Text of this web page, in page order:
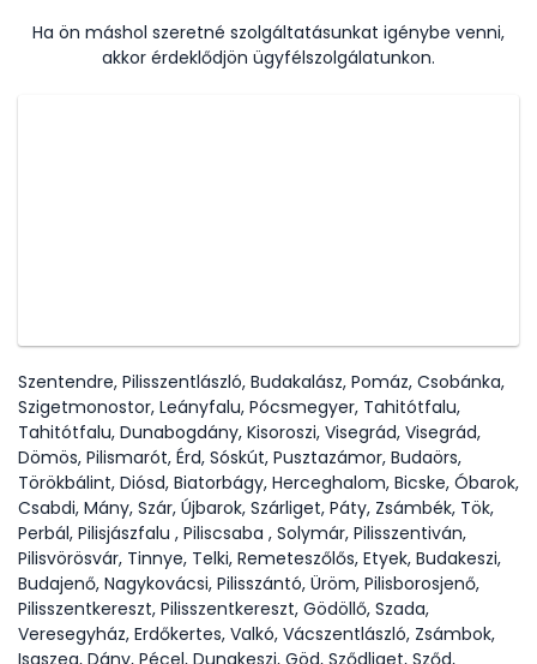
Ha ön máshol szeretné szolgáltatásunkat igénybe venni,
akkor érdeklődjön ügyfélszolgálatunkon.
Szentendre, Pilisszentlászló, Budakalász, Pomáz, Csobánka,
Szigetmonostor, Leányfalu, Pócsmegyer, Tahitótfalu,
Tahitótfalu, Dunabogdány, Kisoroszi, Visegrád, Visegrád,
Dömös, Pilismarót, Érd, Sóskút, Pusztazámor, Budaörs,
Törökbálint, Diósd, Biatorbágy, Herceghalom, Bicske, Óbarok,
Csabdi, Mány, Szár, Újbarok, Szárliget, Páty, Zsámbék, Tök,
Perbál, Pilisjászfalu , Piliscsaba , Solymár, Pilisszentiván,
Pilisvörösvár, Tinnye, Telki, Remeteszőlős, Etyek, Budakeszi,
Budajenő, Nagykovácsi, Pilisszántó, Üröm, Pilisborosjenő,
Pilisszentkereszt, Pilisszentkereszt, Gödöllő, Szada,
Veresegyház, Erdőkertes, Valkó, Vácszentlászló, Zsámbok,
Isaszeg, Dány, Pécel, Dunakeszi, Göd, Sződliget, Sződ,